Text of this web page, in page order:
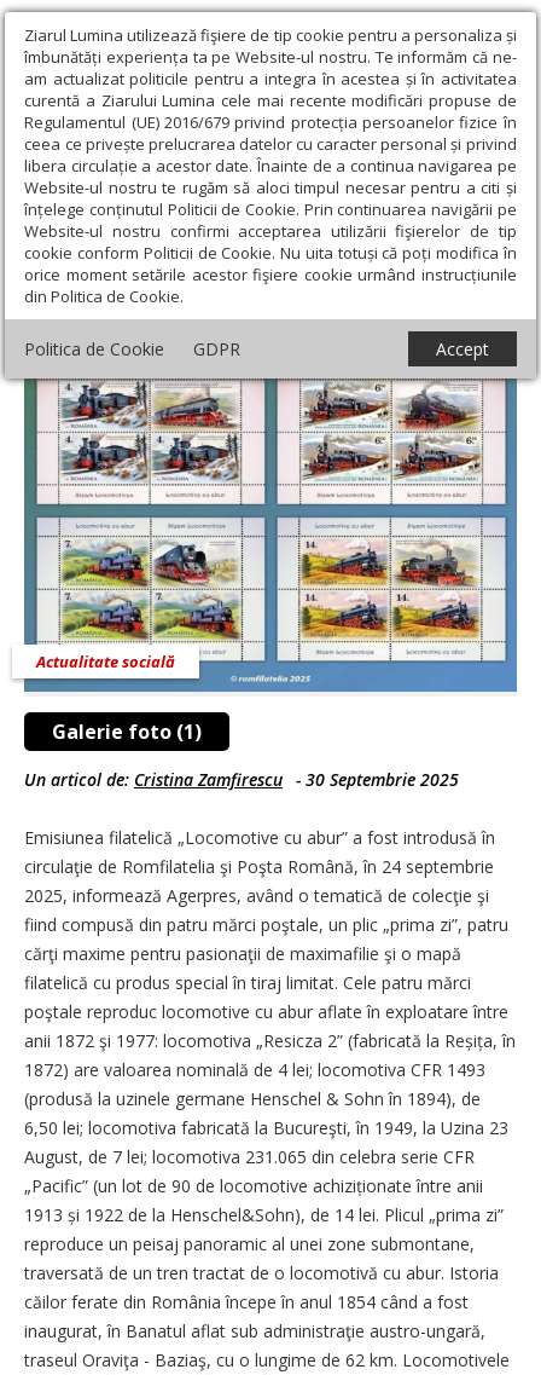
Ziarul Lumina utilizează fişiere de tip cookie pentru a personaliza și
îmbunătăți experiența ta pe Website-ul nostru. Te informăm că ne-
am actualizat politicile pentru a integra în acestea și în activitatea
curentă a Ziarului Lumina cele mai recente modificări propuse de
Regulamentul (UE) 2016/679 privind protecția persoanelor fizice în
ceea ce privește prelucrarea datelor cu caracter personal și privind
libera circulație a acestor date. Înainte de a continua navigarea pe
Website-ul nostru te rugăm să aloci timpul necesar pentru a citi și
înțelege conținutul Politicii de Cookie. Prin continuarea navigării pe
Website-ul nostru confirmi acceptarea utilizării fişierelor de tip
cookie conform Politicii de Cookie. Nu uita totuși că poți modifica în
orice moment setările acestor fişiere cookie urmând instrucțiunile
din Politica de Cookie.
Politica de Cookie GDPR Accept
Ziarul Lumina › Societate › Actualitate socială › Timbre cu
primele locomotive cu abur din România
Timbre cu primele locomotive cu abur din
România
Galerie foto (1)
Actualitate socială
Un articol de: Cristina Zamfirescu - 30 Septembrie 2025
Emisiunea filatelică „Locomotive cu abur” a fost introdusă în
circulaţie de Romfilatelia şi Poşta Română, în 24 septembrie
2025, informează Agerpres, având o tematică de colecţie şi
fiind compusă din patru mărci poştale, un plic „prima zi”, patru
cărţi maxime pentru pasionaţii de maximafilie şi o mapă
filatelică cu produs special în tiraj limitat. Cele patru mărci
poştale reproduc locomotive cu abur aflate în exploatare între
anii 1872 şi 1977: locomotiva „Resicza 2” (fabricată la Reșița, în
1872) are valoarea nominală de 4 lei; locomotiva CFR 1493
(produsă la uzinele germane Henschel & Sohn în 1894), de
6,50 lei; locomotiva fabricată la Bucureşti, în 1949, la Uzina 23
August, de 7 lei; locomotiva 231.065 din celebra serie CFR
„Pacific” (un lot de 90 de locomotive achiziționate între anii
1913 și 1922 de la Henschel&Sohn), de 14 lei. Plicul „prima zi”
reproduce un peisaj panoramic al unei zone submontane,
traversată de un tren tractat de o locomotivă cu abur. Istoria
căilor ferate din România începe în anul 1854 când a fost
inaugurat, în Banatul aflat sub administraţie austro-ungară,
traseul Oraviţa - Baziaş, cu o lungime de 62 km. Locomotivele